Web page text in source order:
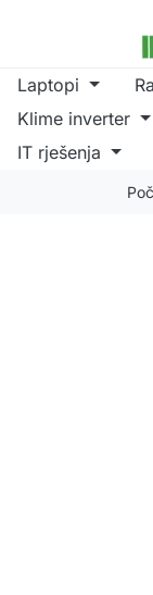
Laptopi
Klime inverter
IT rješenja